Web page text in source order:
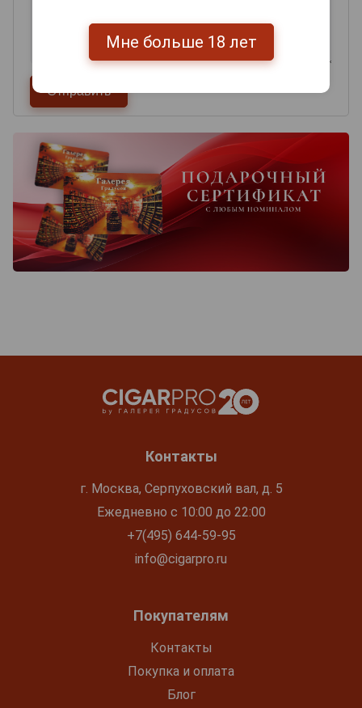
Контакты
г. Москва, Серпуховский вал, д. 5
Ежедневно с 10:00 до 22:00
+7(495) 644-59-95
info@cigarpro.ru
Покупателям
Контакты
Покупка и оплата
Блог
Мне больше 18 лет